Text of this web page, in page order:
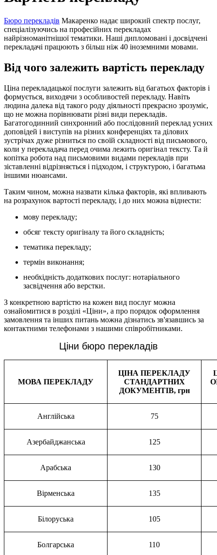
Бюро перекладів Макаренко надає широкий спектр послуг,
спеціалізуючись на професійних перекладах
найрізноманітнішої тематики. Наші дипломовані і досвідчені
перекладачі працюють з більш ніж 40 іноземними мовами.
Від чого залежить вартість перекладу
Ціна перекладацької послуги залежить від багатьох факторів і
формується, виходячи з особливостей перекладу. Навіть
людина далека від такого роду діяльності прекрасно зрозуміє,
що не можна порівнювати різні види перекладів.
Багатогодинний синхронний або послідовний переклад усних
доповідей і виступів на різних конференціях та ділових
зустрічах дуже різниться по своїй складності від письмового,
коли у перекладача перед очима лежить оригінал тексту. Та й
копітка робота над письмовими видами перекладів при
зіставленні відрізняється і підходом, і структурою, і багатьма
іншими нюансами.
Таким чином, можна назвати кілька факторів, які впливають
на розрахунок вартості перекладу, і до них можна віднести:
мову перекладу;
обсяг тексту оригіналу та його складність;
тематика перекладу;
термін виконання;
необхідність додаткових послуг: нотаріального
засвідчення або верстки.
З конкретною вартістю на кожен вид послуг можна
ознайомитися в розділі «Ціни», а про порядок оформлення
замовлення та інших питань можна дізнатись зв'язавшись за
контактними телефонами з нашими співробітниками.
Ціни бюро перекладів
МОВА ПЕРЕКЛАДУ
ЦІНА ПЕРЕКЛАДУ
СТАНДАРТНИХ
ДОКУМЕНТІВ, грн
Англійська 75
Азербайджанська 125
Арабська 130
Вірменська 135
Білоруська 105
Болгарська 110